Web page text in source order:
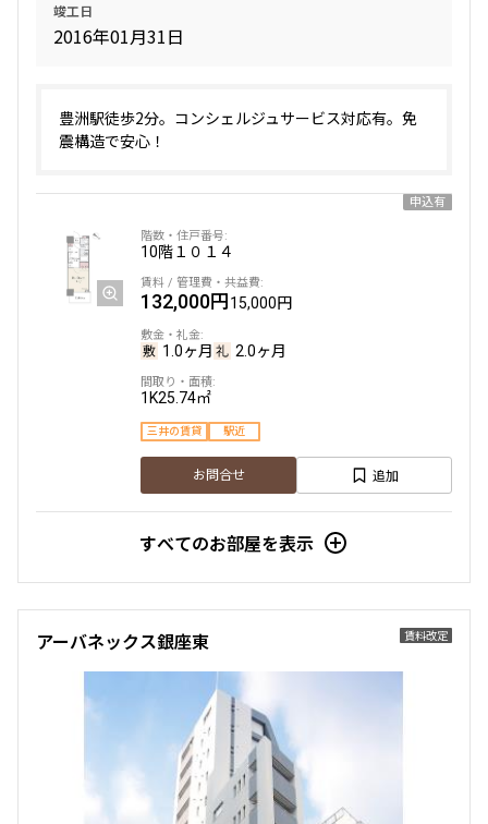
3SLDK86.05㎡
三井の賃貸
お問合せ 追加
竣工日
2016年01月31日
豊洲駅徒歩2分。コンシェルジュサービス対応有。免
震構造で安心！
申込有
10階１０１４
132,000円15,000円
1.0ヶ月 2.0ヶ月
1K25.74㎡
三井の賃貸 駅近
お問合せ 追加
すべてのお部屋を表示
賃料改定
アーバネックス銀座東